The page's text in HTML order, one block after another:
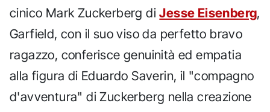
cinico Mark Zuckerberg diJesse Eisenberg,
Garfield, con il suo viso da perfetto bravo
ragazzo, conferisce genuinità ed empatia
alla figura di Eduardo Saverin, il "compagno
d'avventura" di Zuckerberg nella creazione